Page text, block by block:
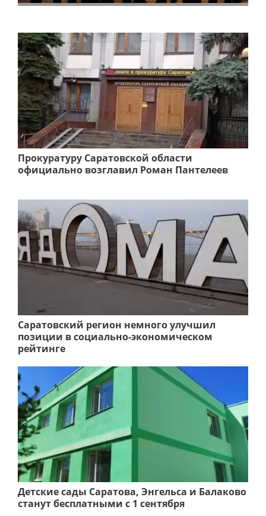
Прокуратуру Саратовской области
официально возглавил Роман Пантелеев
Саратовский регион немного улучшил
позиции в социально-экономическом
рейтинге
Детские сады Саратова, Энгельса и Балаково
станут бесплатными с 1 сентября